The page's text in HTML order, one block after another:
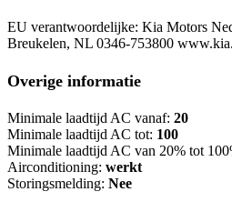
EU verantwoordelijke: Kia Motors
Breukelen, NL 0346-753800
Overige informatie
Minimale laadtijd AC vanaf: 20
Minimale laadtijd AC tot: 100
Minimale laadtijd AC van 20% tot
Airconditioning: werkt
Storingsmelding: Nee